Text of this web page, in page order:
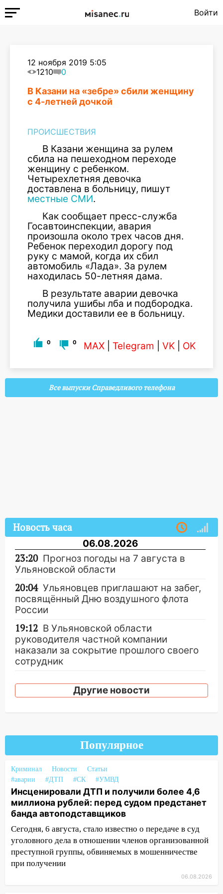
Войти
12 ноября 2019 5:05
1210
0
В Казани на «зебре» сбили женщину
с 4-летней дочкой
ПРОИСШЕСТВИЯ
В Казани женщина за рулем
сбила на пешеходном переходе
женщину с ребенком.
Четырехлетняя девочка
доставлена в больницу, пишут
местные СМИ.
Как сообщает пресс-служба
Госавтоинспекции, авария
произошла около трех часов дня.
Ребенок переходил дорогу под
руку с мамой, когда их сбил
автомобиль «Лада». За рулем
находилась 50-летняя дама.
В результате аварии девочка
получила ушибы лба и подбородка.
Медики доставили ее в больницу.
0 0 MAX Telegram VK OK
Все выпуски Справедливого телефона
Новость часа
06.08.2026
23:20 Прогноз погоды на 7 августа в
Ульяновской области
20:04 Ульяновцев приглашают на забег,
посвящённый Дню воздушного флота
России
19:12 В Ульяновской области
руководителя частной компании
наказали за сокрытие прошлого своего
сотрудник
3,2 млн рублей
Ульяновска успешно выступили на
Чемпионате России
16:02 В Ульяновской области убрали
более 28% площадей зерновых и
15:51 Бросила кирпич в жену брата: в
Ульяновской области завели дело на
агрессивную женщину
Другие новости
Популярное
Криминал Новости
Статьи
#аварии
#ДТП #СК #УМВД
Инсценировали ДТП и получили более 4,6
миллиона рублей: перед судом предстанет
банда автоподставщиков
Сегодня, 6 августа, стало известно о передаче в суд
уголовного дела в отношении членов организованной
преступной группы, обвиняемых в мошенничестве
при получении
06.08.2026